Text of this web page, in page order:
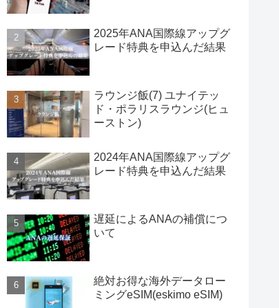
2025年ANA国際線アップグ
レード特典を申込んだ結果
ラウンジ飯(7) ユナイテッ
ド・ポラリスラウンジ(ヒュ
ーストン)
2024年ANA国際線アップグ
レード特典を申込んだ結果
遅延によるANAの補償につ
いて
絶対お得な海外データロー
ミングeSIM(eskimo eSIM)